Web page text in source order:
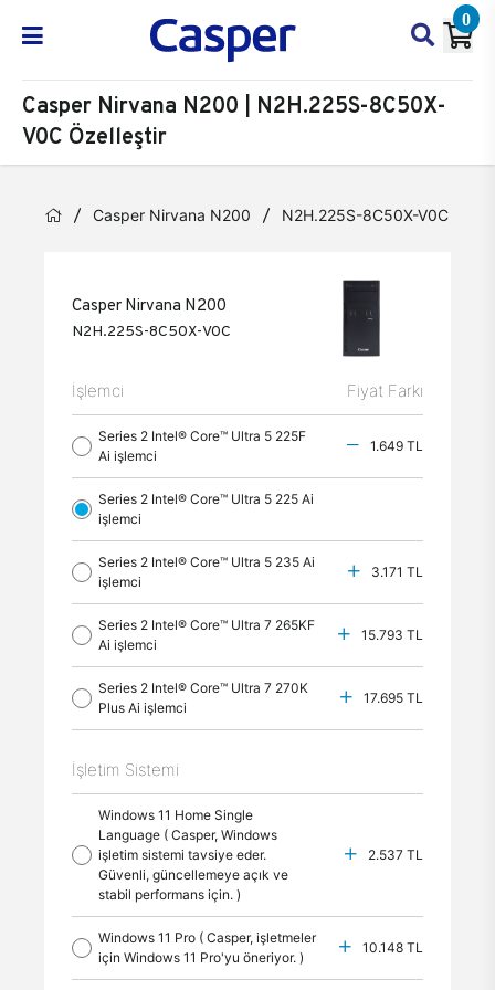
0
Casper Nirvana N200 | N2H.225S-8C50X-
V0C Özelleştir
Casper Nirvana N200 N2H.225S-8C50X-V0C
Casper Nirvana N200
N2H.225S-8C50X-V0C
İşlemci Fiyat Farkı
Series 2 Intel® Core™ Ultra 5 225F
Ai işlemci
1.649 TL
Series 2 Intel® Core™ Ultra 5 225 Ai
işlemci
Series 2 Intel® Core™ Ultra 5 235 Ai
işlemci
3.171 TL
Series 2 Intel® Core™ Ultra 7 265KF
Ai işlemci
15.793 TL
Series 2 Intel® Core™ Ultra 7 270K
Plus Ai işlemci
17.695 TL
İşletim Sistemi
Windows 11 Home Single
Language ( Casper, Windows
işletim sistemi tavsiye eder.
Güvenli, güncellemeye açık ve
stabil performans için. )
2.537 TL
Windows 11 Pro ( Casper, işletmeler
için Windows 11 Pro'yu öneriyor. )
10.148 TL